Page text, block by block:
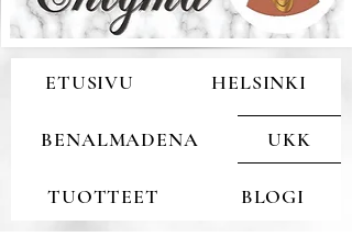
ETUSIVU HELSINKI
BENALMADENA UKK
TUOTTEET BLOGI